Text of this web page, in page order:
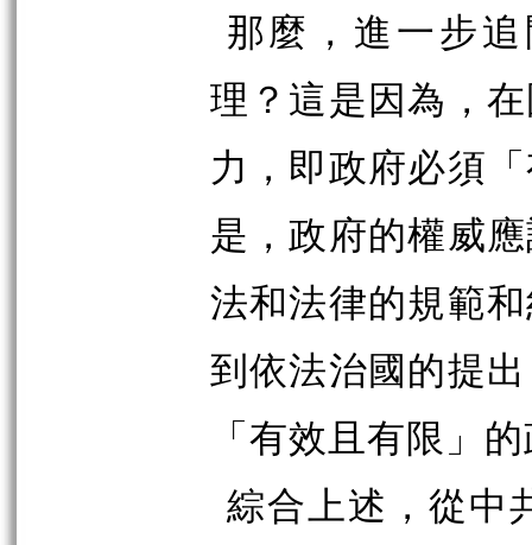
那麼，進一步
理？這是因為，
力，即政府必須
是，政府的權威
法和法律的規範
到依法治國的提
「有效且有限」
綜合上述，從中